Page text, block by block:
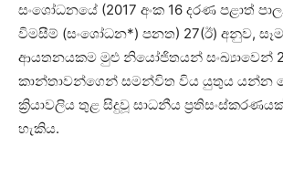
සංශෝධනයේ (2017 අංක 16 දරණ පළාත්
විමසීම් (සංශෝධන*) පනත) 27(ඊ) අනුව,
ආයතනයකම මුළු නියෝජිතයන් සංඛ්‍යාවෙන්
කාන්තාවන්ගෙන් සමන්විත විය යුතුය යන්න
ක්‍රියාවලිය තුළ සිදුවූ සාධනීය
හැකිය.